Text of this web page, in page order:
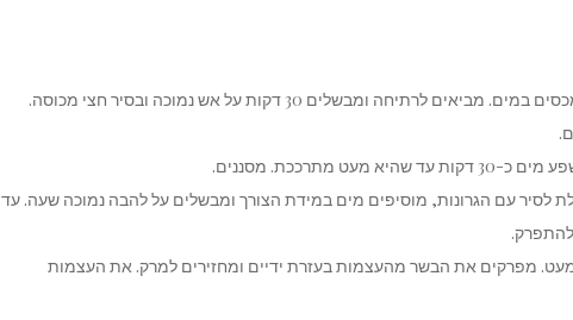
+ שמים גרונות הודו בסיר גדול ומכסים במים. מביאים לרתיחה ומבשלים 30 דקות על אש נמוכה ובסיר חצי מכוסה.
מתרככת. מסננים.
לסיר עם הגרונות, מוסיפים מים במידת הצורך ומבשלים על להבה נמוכה שעה. עד
מעט. מפרקים את הבשר מהעצמות בעזרת ידיים ומחזירים למרק. את העצמות